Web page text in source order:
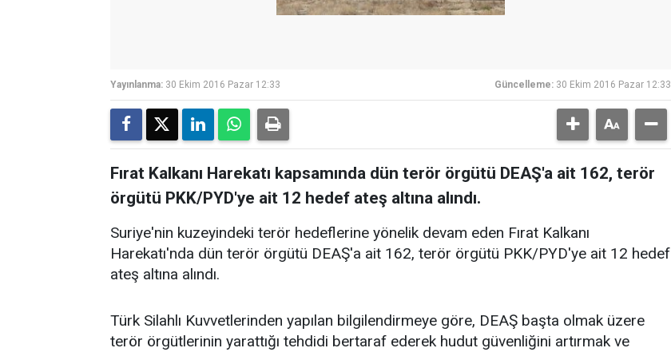
Yayınlanma: 30 Ekim 2016 Pazar 12:33 Güncelleme: 30 Ekim 2016 Pazar 12:33
Fırat Kalkanı Harekatı kapsamında dün terör örgütü DEAŞ'a ait 162, terör
örgütü PKK/PYD'ye ait 12 hedef ateş altına alındı.
Suriye'nin kuzeyindeki terör hedeflerine yönelik devam eden Fırat Kalkanı
Harekatı'nda dün terör örgütü DEAŞ'a ait 162, terör örgütü PKK/PYD'ye ait 12 hedef
ateş altına alındı.
Türk Silahlı Kuvvetlerinden yapılan bilgilendirmeye göre, DEAŞ başta olmak üzere
terör örgütlerinin yarattığı tehdidi bertaraf ederek hudut güvenliğini artırmak ve